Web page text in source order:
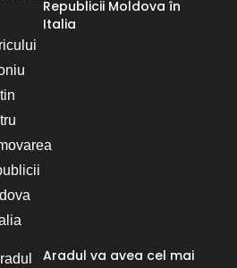
Republicii Moldova în
Italia
Aradul va avea cel mai